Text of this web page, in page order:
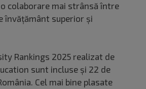
o colaborare mai strânsă între
învăţământ superior şi
Rankings 2025 realizat de
sunt incluse şi 22 de
Cel mai bine plasate